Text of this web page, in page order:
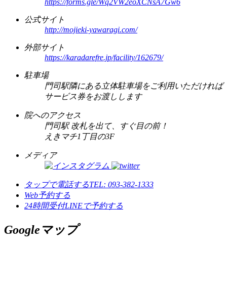
https://forms.gle/Wq2VW2eoXCNsA7Gw6
公式サイト
http://mojieki-yawaragi.com/
外部サイト
https://karadarefre.jp/facility/162679/
駐車場
門司駅隣にある立体駐車場をご利用いただければ
サービス券をお渡しします
院へのアクセス
門司駅 改札を出て、すぐ目の前！
えきマチ1丁目の3F
メディア
タップで電話するTEL: 093-382-1333
Web予約する
24時間受付LINEで予約する
Googleマップ